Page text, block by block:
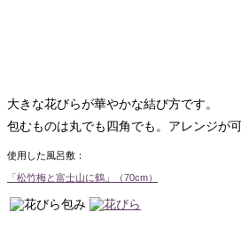
大きな花びらが華やかな結び方です。
包むものは丸でも四角でも。アレンジが可
使用した風呂敷：
「松竹梅と富士山に鶴」（70cm）